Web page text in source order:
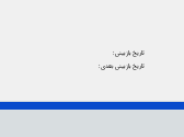
تاریخ بازبینی:
تاریخ بازبینی بعدی: